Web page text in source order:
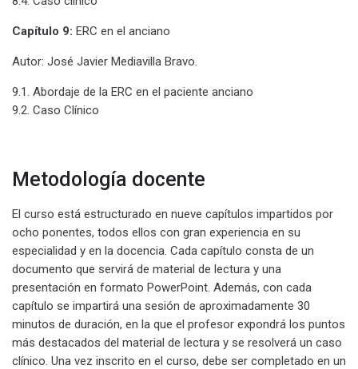
Capítulo 9: ERC en el anciano
Autor: José Javier Mediavilla Bravo.
9.1. Abordaje de la ERC en el paciente anciano
9.2. Caso Clínico
Metodología docente
El curso está estructurado en nueve capítulos impartidos por
ocho ponentes, todos ellos con gran experiencia en su
especialidad y en la docencia. Cada capítulo consta de un
documento que servirá de material de lectura y una
presentación en formato PowerPoint. Además, con cada
capítulo se impartirá una sesión de aproximadamente 30
minutos de duración, en la que el profesor expondrá los puntos
más destacados del material de lectura y se resolverá un caso
clínico. Una vez inscrito en el curso, debe ser completado en un